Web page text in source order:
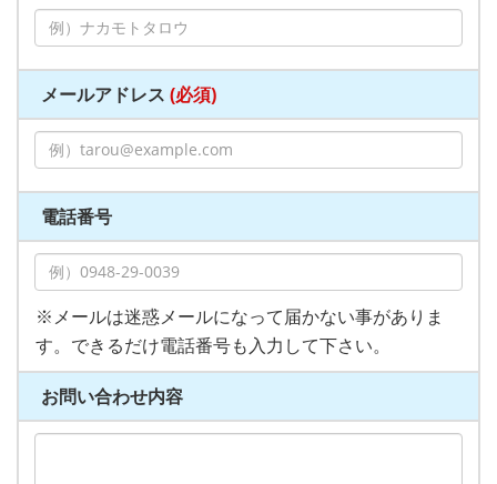
メールアドレス (必須)
電話番号
※メールは迷惑メールになって届かない事がありま
す。できるだけ電話番号も入力して下さい。
お問い合わせ内容